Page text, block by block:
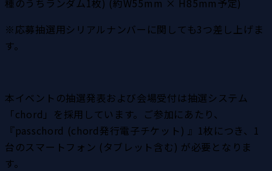
※応募抽選用シリアルナンバーに関しても3つ差し上げま
す。
本イベントの抽選発表および会場受付は抽選システム
「chord」を採用しています。ご参加にあたり、
『passchord (chord発行電子チケット) 』1枚につき、1
台のスマートフォン (タブレット含む) が必要となりま
す。